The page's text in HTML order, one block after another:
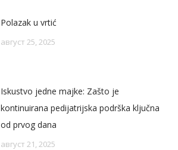
Polazak u vrtić
август 25, 2025
Iskustvo jedne majke: Zašto je
kontinuirana pedijatrijska podrška ključna
od prvog dana
август 21, 2025